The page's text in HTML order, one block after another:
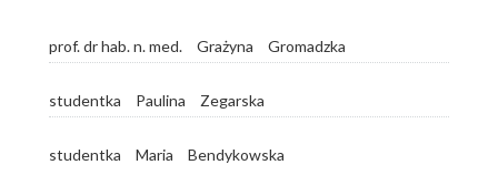
prof. dr hab. n. med. Grażyna Gromadzka
studentka Paulina Zegarska
studentka Maria Bendykowska